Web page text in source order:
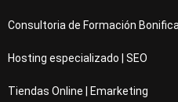
Consultoria de Formación
Hosting especializado | SEO
Tiendas Online | Emarketing